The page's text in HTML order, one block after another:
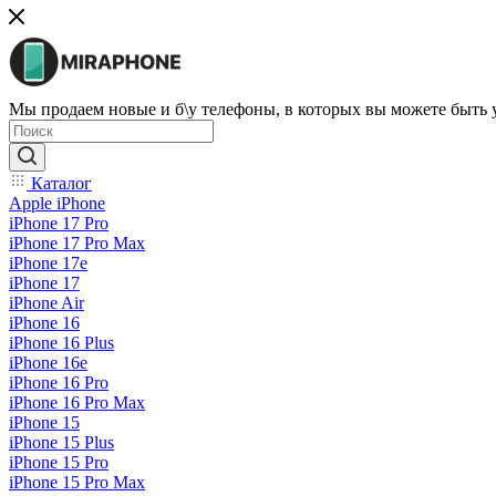
Мы продаем новые и б\у телефоны, в которых вы можете быть
Каталог
Apple iPhone
iPhone 17 Pro
iPhone 17 Pro Max
iPhone 17e
iPhone 17
iPhone Air
iPhone 16
iPhone 16 Plus
iPhone 16e
iPhone 16 Pro
iPhone 16 Pro Max
iPhone 15
iPhone 15 Plus
iPhone 15 Pro
iPhone 15 Pro Max